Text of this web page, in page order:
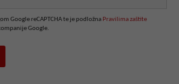
Google reCAPTCHA te je podložna Pravilima zaštite
Google.